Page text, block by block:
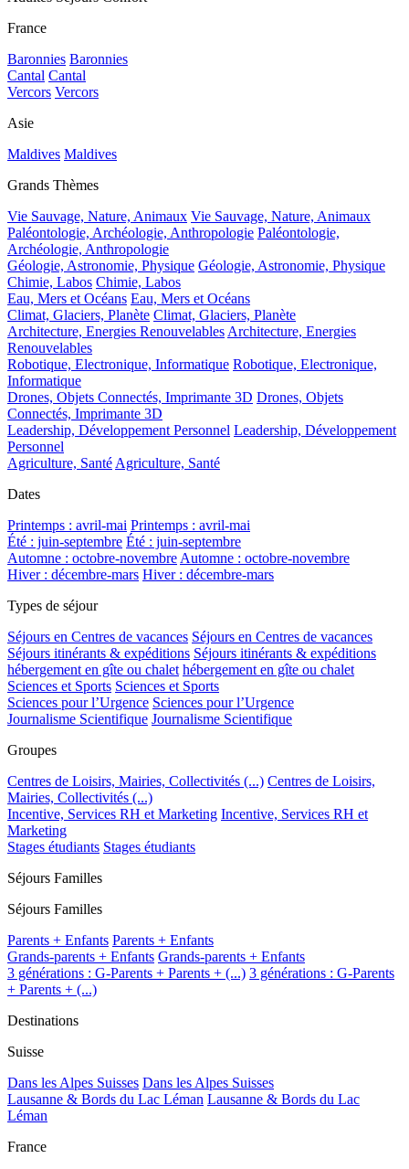
France
Baronnies Baronnies
Cantal Cantal
Vercors Vercors
Asie
Maldives Maldives
Grands Thèmes
Vie Sauvage, Nature, Animaux Vie Sauvage, Nature, Animaux
Paléontologie, Archéologie, Anthropologie Paléontologie,
Archéologie, Anthropologie
Géologie, Astronomie, Physique Géologie, Astronomie, Physique
Chimie, Labos Chimie, Labos
Eau, Mers et Océans Eau, Mers et Océans
Climat, Glaciers, Planète Climat, Glaciers, Planète
Architecture, Energies RenouvelablesArchitecture, Energies
Renouvelables
Robotique, Electronique, Informatique Robotique, Electronique,
Informatique
Drones, Objets Connectés, Imprimante 3D Drones, Objets
Connectés, Imprimante 3D
Leadership, Développement Personnel Leadership, Développement
Personnel
Agriculture, SantéAgriculture, Santé
Dates
Printemps : avril-mai Printemps : avril-mai
Été : juin-septembre Été : juin-septembre
Automne : octobre-novembreAutomne : octobre-novembre
Hiver : décembre-mars Hiver : décembre-mars
Types de séjour
Séjours en Centres de vacances Séjours en Centres de vacances
Séjours itinérants & expéditions Séjours itinérants & expéditions
hébergement en gîte ou chalet hébergement en gîte ou chalet
Sciences et Sports Sciences et Sports
Sciences pour l’Urgence Sciences pour l’Urgence
Journalisme Scientifique Journalisme Scientifique
Groupes
Centres de Loisirs, Mairies, Collectivités (...) Centres de Loisirs,
Mairies, Collectivités (...)
Incentive, Services RH et Marketing Incentive, Services RH et
Marketing
Stages étudiants Stages étudiants
Séjours Familles
Séjours Familles
Parents + Enfants Parents + Enfants
Grands-parents + Enfants Grands-parents + Enfants
3 générations : G-Parents + Parents + (...) 3 générations : G-Parents
+ Parents + (...)
Destinations
Suisse
Dans les Alpes Suisses Dans les Alpes Suisses
Lausanne & Bords du Lac Léman Lausanne & Bords du Lac
Léman
France